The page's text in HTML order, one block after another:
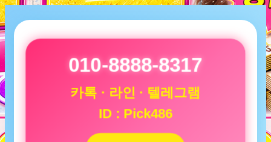
010-8888-8317
카톡 · 라인 · 텔레그램
ID : Pick486